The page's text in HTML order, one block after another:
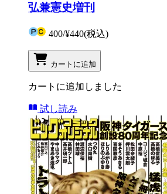
弘兼憲史増刊
400/¥440(税込)
カートに追加
カートに追加しました
試し読み